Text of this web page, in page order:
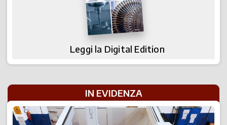
Leggi la Digital Edition
IN EVIDENZA